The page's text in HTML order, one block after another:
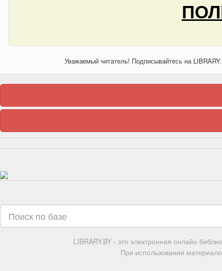
Уважаемый читатель! Подписывайтесь на
LIBRARY.BY - это электронная онлайн
При использовании